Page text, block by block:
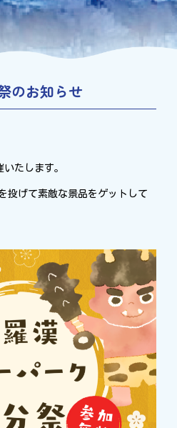
のお知らせ
たします。
投げて素敵な景品をゲットして